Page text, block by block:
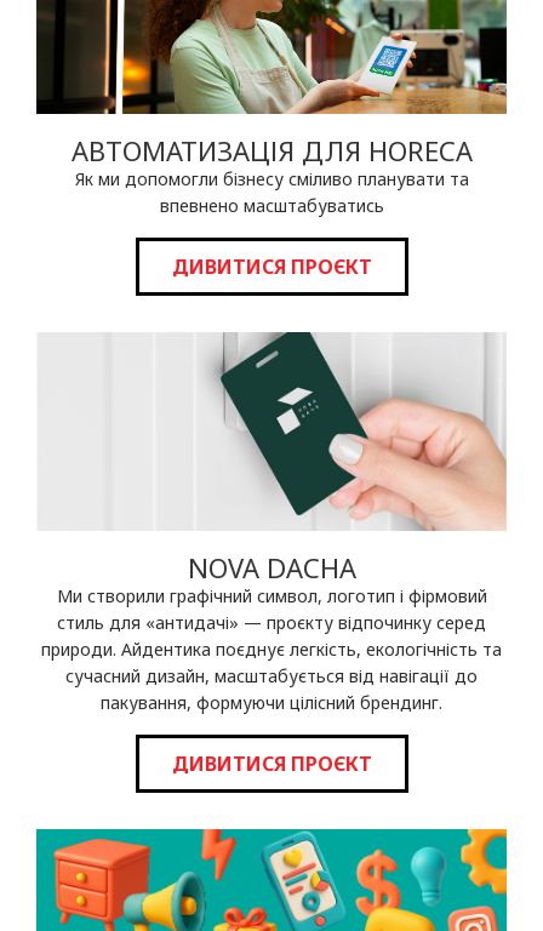
АВТОМАТИЗАЦІЯ ДЛЯ HORECA
Як ми допомогли бізнесу сміливо планувати та
впевнено масштабуватись
ДИВИТИСЯ ПРОЄКТ
NOVA DACHA
Ми створили графічний символ, логотип і фірмовий
стиль для «антидачі» — проєкту відпочинку серед
природи. Айдентика поєднує легкість, екологічність та
сучасний дизайн, масштабується від навігації до
пакування, формуючи цілісний брендинг.
ДИВИТИСЯ ПРОЄКТ